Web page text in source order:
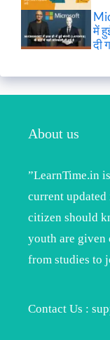
में
दी
About us
”LearnTime.in
current
citizen should
youth are given
from studies to
Contact Us :